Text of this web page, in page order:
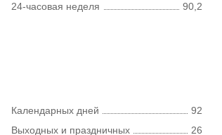
24-часовая неделя
90,2
Календарных дней
92
Выходных и праздничных
26